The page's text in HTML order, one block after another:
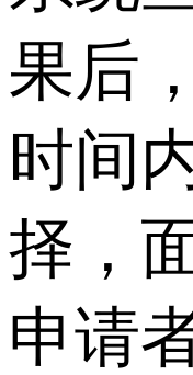
果后
时间
择，
申请